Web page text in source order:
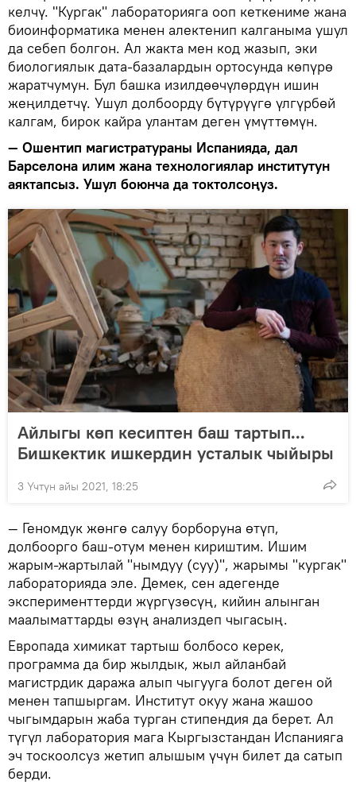
келчү. "Кургак" лабораторияга ооп кеткениме жана
биоинформатика менен алектенип калганыма ушул
да себеп болгон. Ал жакта мен код жазып, эки
биологиялык дата-базалардын ортосунда көпүрө
жаратчумун. Бул башка изилдөөчүлөрдүн ишин
жеңилдетчү. Ушул долбоорду бүтүрүүгө үлгүрбөй
калгам, бирок кайра улантам деген үмүттөмүн.
— Ошентип магистратураны Испанияда, дал
Барселона илим жана технологиялар институтун
аяктапсыз. Ушул боюнча да токтолсоңуз.
Айлыгы көп кесиптен баш тартып...
Бишкектик ишкердин усталык чыйыры
3 Үчтүн айы 2021, 18:25
— Геномдук жөнгө салуу борборуна өтүп,
долбоорго баш-отум менен кириштим. Ишим
жарым-жартылай "нымдуу (суу)", жарымы "кургак"
лабораторияда эле. Демек, сен адегенде
эксперименттерди жүргүзөсүң, кийин алынган
маалыматтарды өзүң анализдеп чыгасың.
Европада химикат тартыш болбосо керек,
программа да бир жылдык, жыл айланбай
магистрдик даража алып чыгууга болот деген ой
менен тапшыргам. Институт окуу жана жашоо
чыгымдарын жаба турган стипендия да берет. Ал
түгүл лаборатория мага Кыргызстандан Испанияга
эч тоскоолсуз жетип алышым үчүн билет да сатып
берди.